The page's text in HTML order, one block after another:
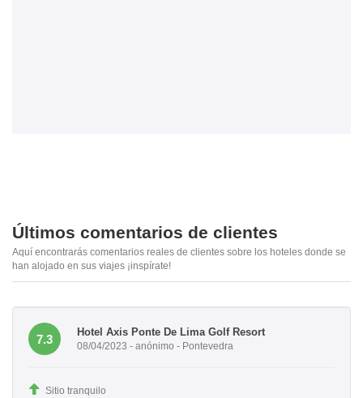
Últimos comentarios de clientes
Aquí encontrarás comentarios reales de clientes sobre los hoteles donde se
han alojado en sus viajes ¡inspírate!
7.3
Hotel Axis Ponte De Lima Golf Resort
08/04/2023 - anónimo - Pontevedra
Sitio tranquilo